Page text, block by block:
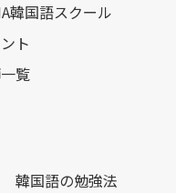
韓国語スクール
ト
覧
韓国語の勉強法